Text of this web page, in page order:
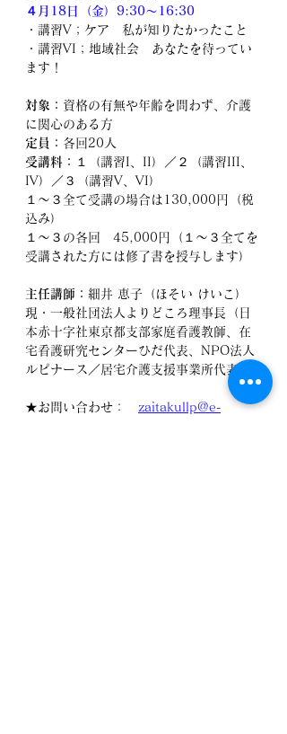
４月18日（金）9:30～16:30
・講習V；ケア　私が知りたかったこと
・講習VI；地域社会　あなたを待ってい
ます！
対象： 資格の有無や年齢を問わず、介護
に関心のある方
定員： 各回20人
受講料：
１（講習I、II）／２（講習III、
IV）／３（講習V、VI）
１～３全て受講の場合は130,000円（税
込み）
１～３の各回　45,000円（１～３全てを
受講された方には修了書を授与します）
主任講師： 細井 恵子（ほそい けいこ）
現・一般社団法人よりどころ理事長（日
本赤十字社東京都支部家庭看護教師、在
宅看護研究センターひだ代表、NPO法人
ルピナース／居宅介護支援事業所代表
★お問い合わせ： zaitakullp@e-